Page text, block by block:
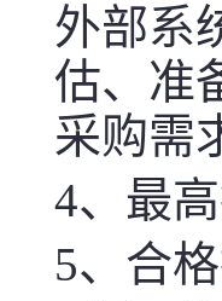
外部系
估、准
采购需
4、 最
5、 合